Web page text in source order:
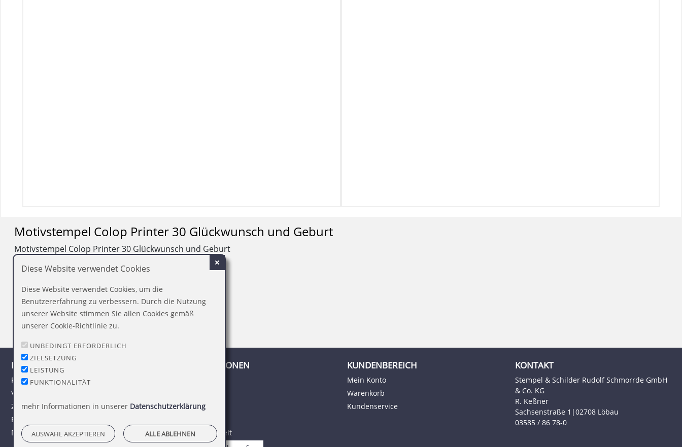
Motivstempel Colop Printer 30 Glückwunsch und Geburt
Motivstempel Colop Printer 30 Glückwunsch und Geburt
weitere Artikelbilder
HINWEISE
FAQ
Versandinformationen
Zahlungsbedingungen
Bestellhinweise
Dateiformate
INFORMATIONEN
AGB
Barrierefreiheit
KUNDENBEREICH
Mein Konto
Warenkorb
Kundenservice
KONTAKT
Stempel & Schilder Rudolf Schmorrde GmbH
& Co. KG
R. Keßner
Sachsenstraße 1|02708 Löbau
03585 / 86 78-0
Diese Website verwendet Cookies
Diese Website verwendet Cookies, um die
Benutzererfahrung zu verbessern. Durch die Nutzung
unserer Website stimmen Sie allen Cookies gemäß
unserer Cookie-Richtlinie zu.
UNBEDINGT ERFORDERLICH
ZIELSETZUNG
LEISTUNG
FUNKTIONALITÄT
mehr Informationen in unserer Datenschutzerklärung
AUSWAHL AKZEPTIEREN ALLE ABLEHNEN